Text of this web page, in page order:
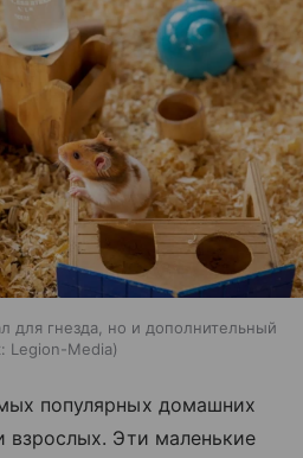
для гнезда, но и дополнительный
Legion-Media
популярных домашних
взрослых. Эти маленькие